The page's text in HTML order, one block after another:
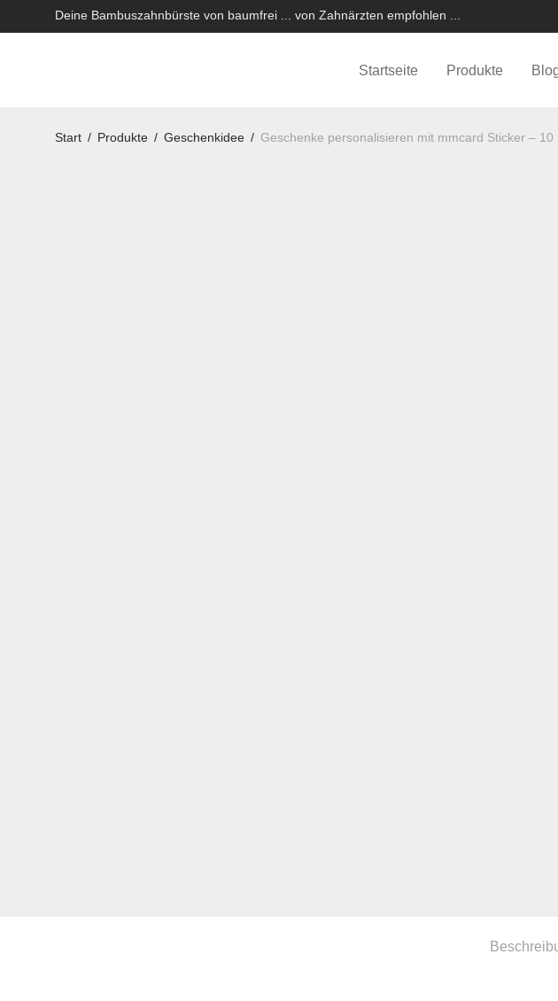
Deine Bambuszahnbürste von baumfrei ... von Zahnärzten empfohlen ...
Startseite Produkte
Start / Produkte / Geschenkidee / Geschenke personalisieren mit mmcard Sticker – 10